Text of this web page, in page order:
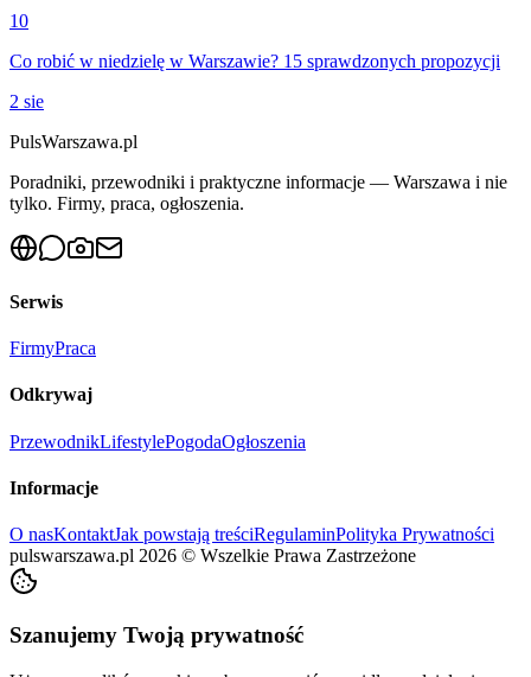
10
Co robić w niedzielę w Warszawie? 15 sprawdzonych propozycji
2 sie
PulsWarszawa.pl
Poradniki, przewodniki i praktyczne informacje — Warszawa i nie
tylko. Firmy, praca, ogłoszenia.
Serwis
FirmyPraca
Odkrywaj
PrzewodnikLifestylePogodaOgłoszenia
Informacje
O nasKontaktJak powstają treściRegulaminPolityka Prywatności
pulswarszawa.pl 2026 © Wszelkie Prawa Zastrzeżone
Szanujemy Twoją prywatność